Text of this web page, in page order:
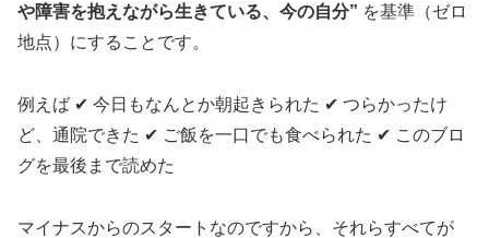
や障害を抱えながら生きている、今の自分” を基準（ゼロ
地点）にすることです。
例えば ✔ 今日もなんとか朝起きられた ✔ つらかったけ
ど、通院できた ✔ ご飯を一口でも食べられた ✔ このブロ
グを最後まで読めた
マイナスからのスタートなのですから、それらすべてが